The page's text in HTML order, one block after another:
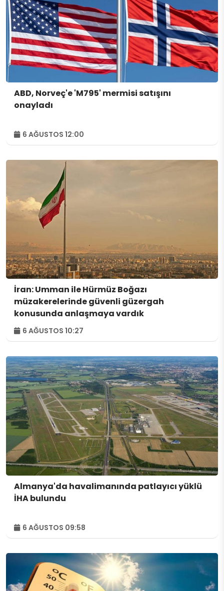
ABD, Norveç'e 'M795' mermisi satışını
onayladı
6 AĞUSTOS 12:00
İran: Umman ile Hürmüz Boğazı
müzakerelerinde güvenli güzergah
konusunda anlaşmaya vardık
6 AĞUSTOS 10:27
Almanya'da havalimanında patlayıcı yüklü
İHA bulundu
6 AĞUSTOS 09:58